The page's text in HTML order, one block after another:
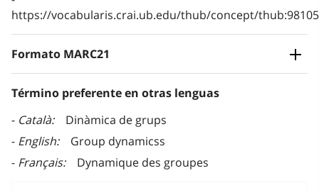
https://vocabularis.crai.ub.edu/thub/concept/
Formato MARC21
Término preferente en otras lenguas
Català
Dinàmica de grups
English
Group dynamicss
Français
Dynamique des groupes